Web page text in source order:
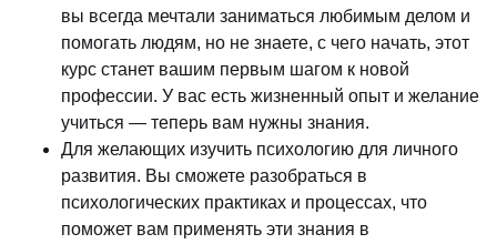
вы всегда мечтали заниматься любимым делом и
помогать людям, но не знаете, с чего начать, этот
курс станет вашим первым шагом к новой
профессии. У вас есть жизненный опыт и желание
учиться — теперь вам нужны знания.
Для желающих изучить психологию для личного
развития. Вы сможете разобраться в
психологических практиках и процессах, что
поможет вам применять эти знания в